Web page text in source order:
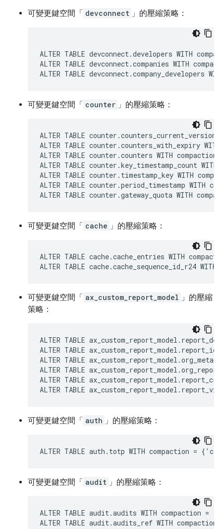
可變更鍵空間「 devconnect 」的壓縮策略：
ALTER TABLE devconnect.developers WITH
ALTER TABLE devconnect.companies WITH
ALTER TABLE
可變更鍵空間「 counter 」的壓縮策略：
ALTER TABLE
ALTER TABLE counter.counters_with_expiry
ALTER TABLE counter.counters WITH
ALTER TABLE counter.key_timestamp_count
ALTER TABLE counter.timestamp_key WITH
ALTER TABLE counter.period_timestamp
ALTER TABLE counter.gateway_quota WITH
可變更鍵空間「 cache 」的壓縮策略：
ALTER TABLE cache.cache_entries WITH
ALTER TABLE cache.cache_sequence_id_r24
可變更鍵空間「 ax_custom_report_model 」的壓縮
策略：
ALTER TABLE
ALTER TABLE
ALTER TABLE
ALTER TABLE
ALTER TABLE
ALTER TABLE
可變更鍵空間「 auth 」的壓縮策略：
ALTER TABLE auth.totp WITH compaction =
可變更鍵空間「 audit 」的壓縮策略：
ALTER TABLE audit.audits WITH compaction
ALTER TABLE audit.audits_ref WITH